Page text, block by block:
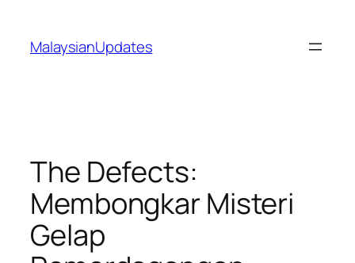
content
MalaysianUpdates
The Defects:
Membongkar Misteri
Gelap